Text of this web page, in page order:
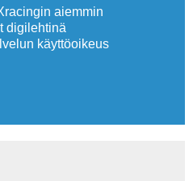
aiemmin
digilehtinä
käyttöoikeus